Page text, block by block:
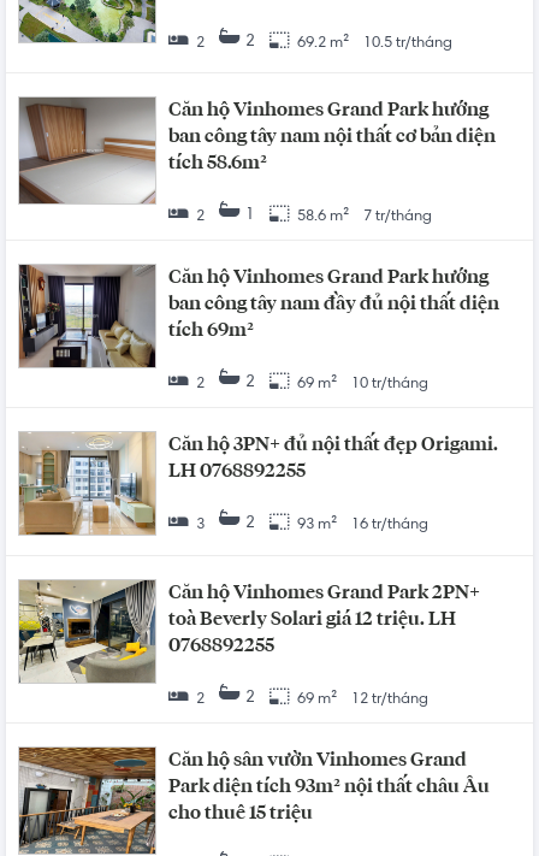
2 2 69.2 m² 10.5 tr/tháng
Căn hộ Vinhomes Grand Park hướng
ban công tây nam nội thất cơ bản diện
tích 58.6m²
2 1 58.6 m² 7 tr/tháng
Căn hộ Vinhomes Grand Park hướng
ban công tây nam đầy đủ nội thất diện
tích 69m²
2 2 69 m² 10 tr/tháng
Căn hộ 3PN+ đủ nội thất đẹp Origami.
LH 0768892255
3 2 93 m² 16 tr/tháng
Căn hộ Vinhomes Grand Park 2PN+
toà Beverly Solari giá 12 triệu. LH
0768892255
2 2 69 m² 12 tr/tháng
Căn hộ sân vườn Vinhomes Grand
Park diện tích 93m² nội thất châu Âu
cho thuê 15 triệu